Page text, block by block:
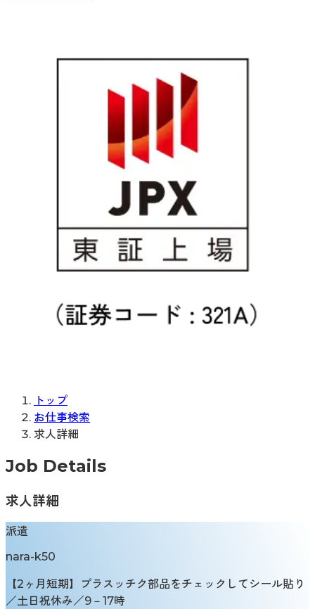
トップ
お仕事検索
求人詳細
Job Details
求人詳細
派遣
nara-k50
【2ヶ月短期】プラスッチク部品をチェックしてシール貼り
／土日祝休み／9－17時